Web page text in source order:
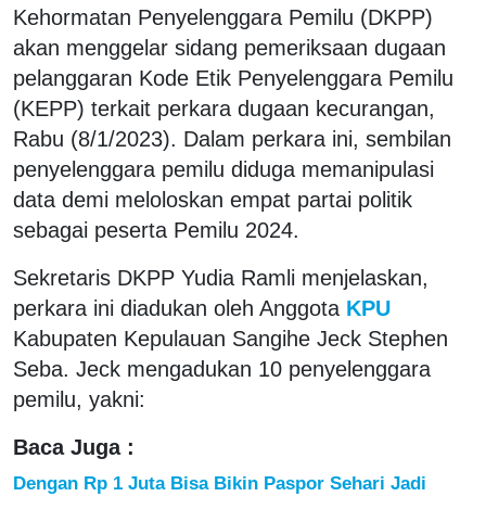
Kehormatan Penyelenggara Pemilu (DKPP)
akan menggelar sidang pemeriksaan dugaan
pelanggaran Kode Etik Penyelenggara Pemilu
(KEPP) terkait perkara dugaan kecurangan,
Rabu (8/1/2023). Dalam perkara ini, sembilan
penyelenggara pemilu diduga memanipulasi
data demi meloloskan empat partai politik
sebagai peserta Pemilu 2024.
Sekretaris DKPP Yudia Ramli menjelaskan,
perkara ini diadukan oleh Anggota KPU
Kabupaten Kepulauan Sangihe Jeck Stephen
Seba. Jeck mengadukan 10 penyelenggara
pemilu, yakni:
Baca Juga :
Dengan Rp 1 Juta Bisa Bikin Paspor Sehari Jadi